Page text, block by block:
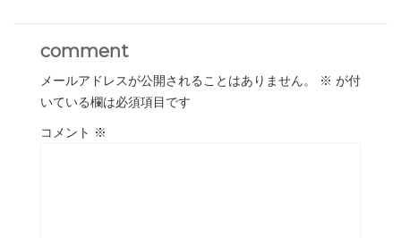
comment
メールアドレスが公開されることはありません。 ※ が付
いている欄は必須項目です
コメント ※